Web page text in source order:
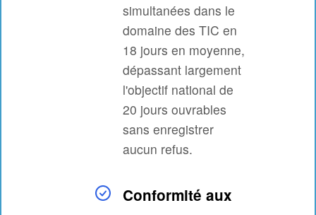
simultanées dans le
domaine des TIC en
18 jours en moyenne,
dépassant largement
l'objectif national de
20 jours ouvrables
sans enregistrer
aucun refus.
Conformité aux